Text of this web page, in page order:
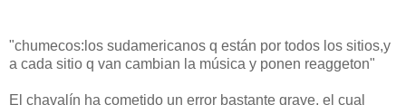
"chumecos:los sudamericanos q están por todos los sitios,y
a cada sitio q van cambian la música y ponen reaggeton"
El chavalín ha cometido un error bastante grave, el cual